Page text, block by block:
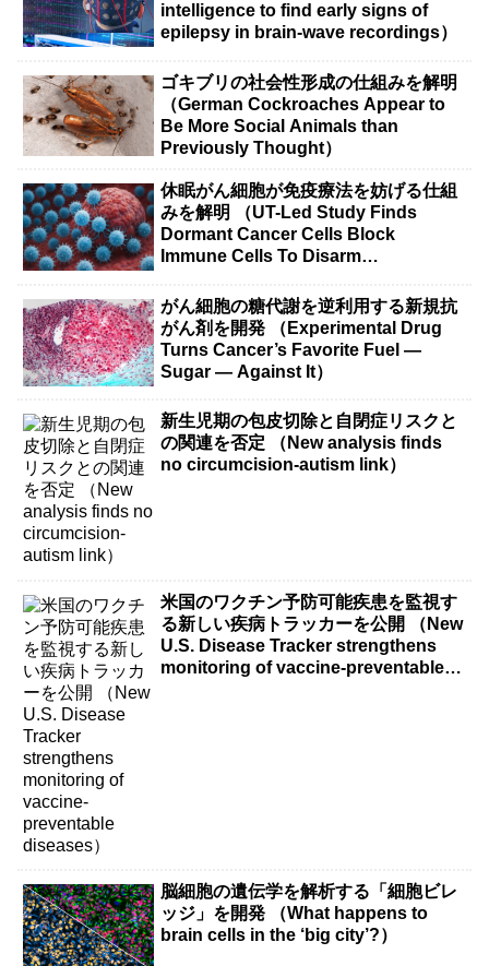
intelligence to find early signs of
epilepsy in brain-wave recordings）
ゴキブリの社会性形成の仕組みを解明
（German Cockroaches Appear to
Be More Social Animals than
Previously Thought）
休眠がん細胞が免疫療法を妨げる仕組
みを解明 （UT-Led Study Finds
Dormant Cancer Cells Block
Immune Cells To Disarm
がん細胞の糖代謝を逆利用する新規抗
がん剤を開発 （Experimental Drug
Turns Cancer’s Favorite Fuel —
Sugar — Against It）
新生児期の包皮切除と自閉症リスクと
の関連を否定 （New analysis finds
no circumcision-autism link）
米国のワクチン予防可能疾患を監視す
る新しい疾病トラッカーを公開 （New
U.S. Disease Tracker strengthens
monitoring of vaccine-preventable
脳細胞の遺伝学を解析する「細胞ビレ
ッジ」を開発 （What happens to
brain cells in the ‘big city’?）